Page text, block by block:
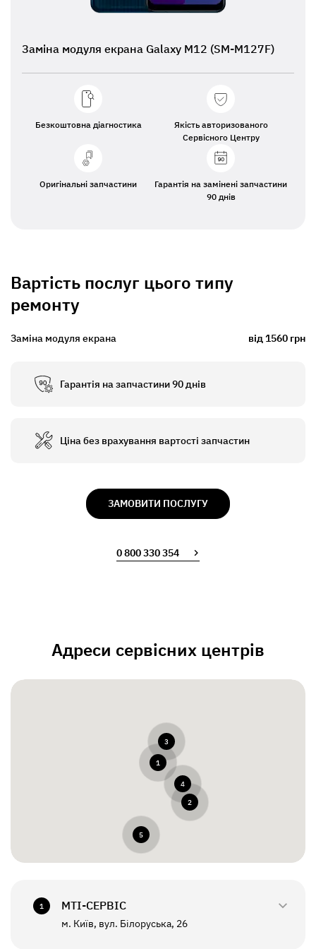
Заміна модуля екрана Galaxy M12 (SM-M127F)
Безкоштовна діагностика
Якість авторизованого
Сервісного Центру
Оригінальні запчастини
Гарантія на замінені запчастини
90 днів
Вартість послуг цього типу
ремонту
Заміна модуля екрана від 1560 грн
Гарантія на запчастини 90 днів
Ціна без врахування вартості запчастин
ЗАМОВИТИ ПОСЛУГУ
0 800 330 354
Адреси сервісних центрів
1
2
3
4
5
1 МТI-СЕРВІС
м. Київ, вул. Білоруська, 26